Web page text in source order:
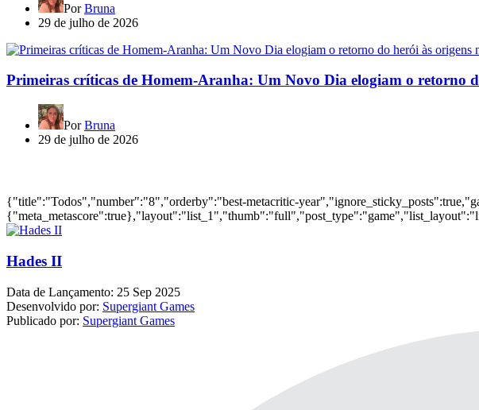
PorBruna
29 de julho de 2026
Primeiras críticas de Homem-Aranha: Um Novo Dia elogiam o retorno
PorBruna
29 de julho de 2026
{"title":"Todos","number":"8","orderby":"best-metacritic-
Hades II
Data de Lançamento: 25 Sep 2025
Desenvolvido por: Supergiant Games
Publicado por: Supergiant Games